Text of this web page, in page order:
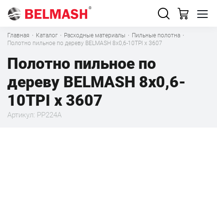
Главная · Каталог · Расходные материалы · Пильные полотна ·
Полотно пильное по дереву BELMASH 8x0,6-10TPI x 3607
Полотно пильное по
дереву BELMASH 8x0,6-
10TPI x 3607
Артикул: PP224A